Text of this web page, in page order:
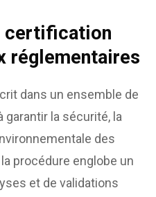
certification
réglementaires
dans un ensemble de
la sécurité, la
des
procédure englobe un
et de validations